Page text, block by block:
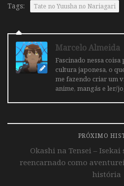
Tags: Tate no Yuusha no Nariagari
Marcelo Almeida
Fascinado nessa
cultura japonesa, o
me fazendo criar um
anime, mangás e ler/
PRÓXIMO
Okashi na Tensei –
reencarnado como
história